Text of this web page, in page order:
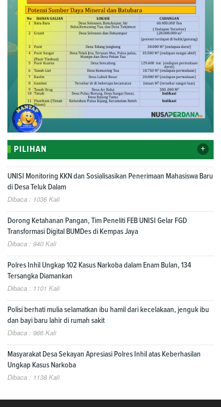
PILIHAN +
UNISI Monitoring KKN dan Sosialisasikan Penerimaan Mahasiswa Baru
di Desa Teluk Dalam
Dibaca : 1036 Kali
Dorong Ketahanan Pangan, Tim Peneliti FEB UNISI Gelar FGD
Transformasi Digital BUMDes di Kempas Jaya
Dibaca : 940 Kali
Polres Inhil Ungkap 102 Kasus Narkoba dalam Enam Bulan, 134
Tersangka Diamankan
Dibaca : 1101 Kali
Polisi berhati mulia selamatkan ibu hamil dari kecelakaan, jenguk ibu
dan bayi baru lahir di rumah sakit
Dibaca : 966 Kali
Masyarakat Desa Sekayan Apresiasi Polres Inhil atas Keberhasilan
Ungkap Kasus Narkoba
Dibaca : 1138 Kali